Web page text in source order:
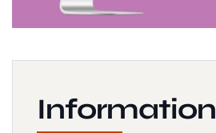
Information